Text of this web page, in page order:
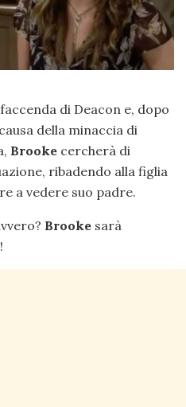
di Deacon e, dopo
della minaccia di
Brooke cercherà di
ribadendo alla figlia
a vedere suo padre.
Brooke sarà